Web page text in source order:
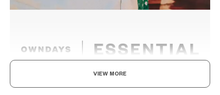
Norma Baru, Menemukan Kegembiraan dalam
VIEW MORE